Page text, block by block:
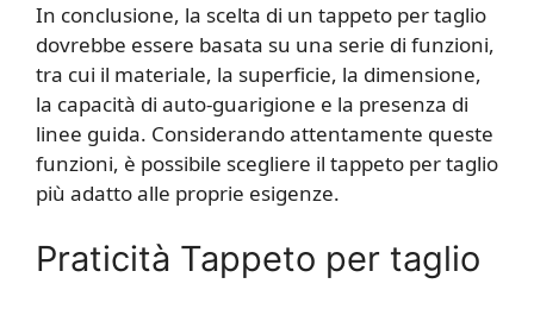
In conclusione, la scelta di un tappeto per taglio
dovrebbe essere basata su una serie di funzioni,
tra cui il materiale, la superficie, la dimensione,
la capacità di auto-guarigione e la presenza di
linee guida. Considerando attentamente queste
funzioni, è possibile scegliere il tappeto per taglio
più adatto alle proprie esigenze.
Praticità Tappeto per taglio